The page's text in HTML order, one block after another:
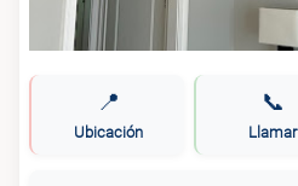
📍
Ubicación
📞
Llamar